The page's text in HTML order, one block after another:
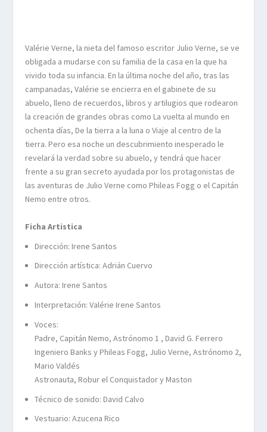
Valérie Verne, la nieta del famoso escritor Julio Verne, se ve
obligada a mudarse con su familia de la casa en la que ha
vivido toda su infancia. En la última noche del año, tras las
campanadas, Valérie se encierra en el gabinete de su
abuelo, lleno de recuerdos, libros y artilugios que rodearon
la creación de grandes obras como La vuelta al mundo en
ochenta días, De la tierra a la luna o Viaje al centro de la
tierra. Pero esa noche un descubrimiento inesperado le
revelará la verdad sobre su abuelo, y tendrá que hacer
frente a su gran secreto ayudada por los protagonistas de
las aventuras de Julio Verne como Phileas Fogg o el Capitán
Nemo entre otros.
Ficha Artistica
Dirección: Irene Santos
Dirección artística: Adrián Cuervo
Autora: Irene Santos
Interpretación: Valérie Irene Santos
Voces:
Padre, Capitán Nemo, Astrónomo 1 , David G. Ferrero
Ingeniero Banks y Phileas Fogg, Julio Verne, Astrónomo 2,
Mario Valdés
Astronauta, Robur el Conquistador y Maston
Técnico de sonido: David Calvo
Vestuario: Azucena Rico